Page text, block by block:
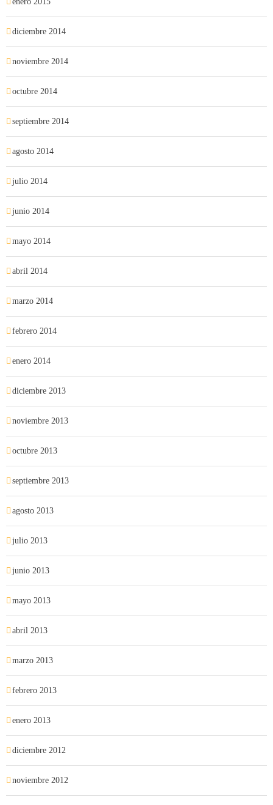
diciembre 2014
noviembre 2014
octubre 2014
septiembre 2014
agosto 2014
julio 2014
junio 2014
mayo 2014
abril 2014
marzo 2014
febrero 2014
enero 2014
diciembre 2013
noviembre 2013
octubre 2013
septiembre 2013
agosto 2013
julio 2013
junio 2013
mayo 2013
abril 2013
marzo 2013
febrero 2013
enero 2013
diciembre 2012
noviembre 2012